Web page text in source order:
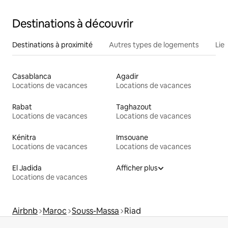
Destinations à découvrir
Destinations à proximité Autres types de logements
Casablanca
Locations de vacances
Agadir
Locations de vacances
Rabat
Locations de vacances
Taghazout
Locations de vacances
Kénitra
Locations de vacances
Imsouane
Locations de vacances
El Jadida
Locations de vacances
Afficher plus
Airbnb Maroc Souss-Massa Riad